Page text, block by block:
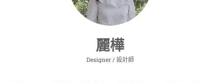
麗樺
Designer / 設計師